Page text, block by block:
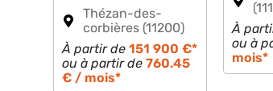
Thézan-des-
corbières (11200)
À partir de 151 900 €*
ou à partir de 760.45
€ / mois*
À
ou à
mois*